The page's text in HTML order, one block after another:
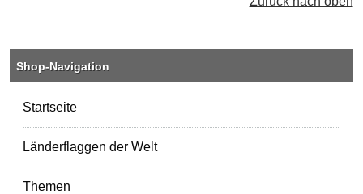
Shop-Navigation
Startseite
Länderflaggen der Welt
Themen